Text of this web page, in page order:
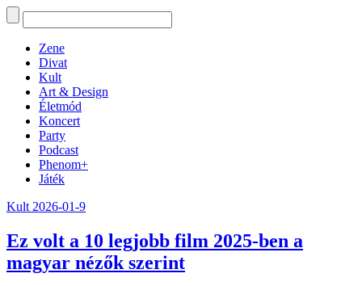
Zene
Divat
Kult
Art & Design
Életmód
Koncert
Party
Podcast
Phenom+
Játék
Kult 2026-01-9
Ez volt a 10 legjobb film 2025-ben a
magyar nézők szerint